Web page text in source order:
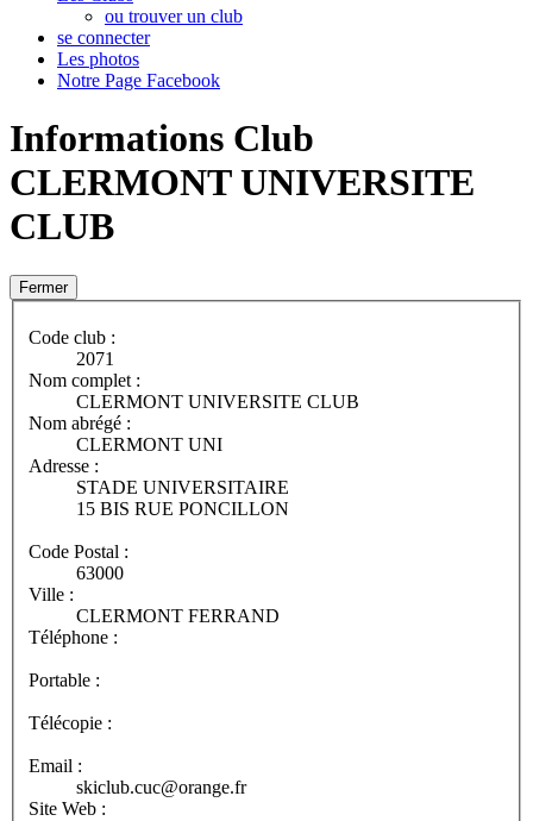
ou trouver un club
se connecter
Les photos
Notre Page Facebook
Informations Club
CLERMONT UNIVERSITE
CLUB
Fermer
Code club :
2071
Nom complet :
CLERMONT UNIVERSITE CLUB
Nom abrégé :
CLERMONT UNI
Adresse :
STADE UNIVERSITAIRE
15 BIS RUE PONCILLON
Code Postal :
63000
Ville :
CLERMONT FERRAND
Téléphone :
Portable :
Télécopie :
Email :
skiclub.cuc@orange.fr
Site Web :